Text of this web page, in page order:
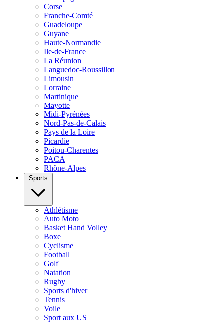
Corse
Franche-Comté
Guadeloupe
Guyane
Haute-Normandie
Ile-de-France
La Réunion
Languedoc-Roussillon
Limousin
Lorraine
Martinique
Mayotte
Midi-Pyrénées
Nord-Pas-de-Calais
Pays de la Loire
Picardie
Poitou-Charentes
PACA
Rhône-Alpes
Sports
Athlétisme
Auto Moto
Basket Hand Volley
Boxe
Cyclisme
Football
Golf
Natation
Rugby
Sports d'hiver
Tennis
Voile
Sport aux US